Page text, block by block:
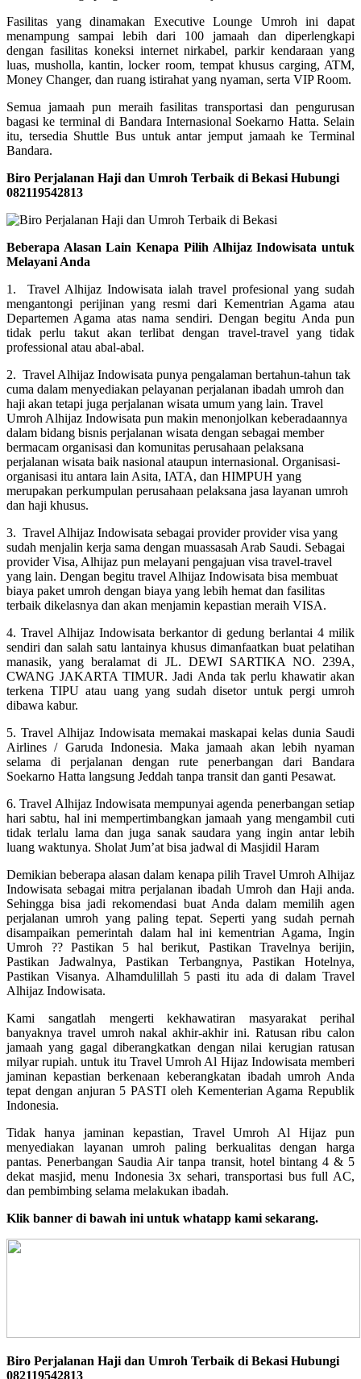
Fasilitas yang dinamakan Executive Lounge Umroh ini dapat
menampung sampai lebih dari 100 jamaah dan diperlengkapi
dengan fasilitas koneksi internet nirkabel, parkir kendaraan yang
luas, musholla, kantin, locker room, tempat khusus carging, ATM,
Money Changer, dan ruang istirahat yang nyaman, serta VIP Room.
Semua jamaah pun meraih fasilitas transportasi dan pengurusan
bagasi ke terminal di Bandara Internasional Soekarno Hatta. Selain
itu, tersedia Shuttle Bus untuk antar jemput jamaah ke Terminal
Bandara.
Biro Perjalanan Haji dan Umroh Terbaik di Bekasi Hubungi
082119542813
Beberapa Alasan Lain Kenapa Pilih Alhijaz Indowisata untuk
Melayani Anda
1. Travel Alhijaz Indowisata ialah travel profesional yang sudah
mengantongi perijinan yang resmi dari Kementrian Agama atau
Departemen Agama atas nama sendiri. Dengan begitu Anda pun
tidak perlu takut akan terlibat dengan travel-travel yang tidak
professional atau abal-abal.
2. Travel Alhijaz Indowisata punya pengalaman bertahun-tahun tak
cuma dalam menyediakan pelayanan perjalanan ibadah umroh dan
haji akan tetapi juga perjalanan wisata umum yang lain. Travel
Umroh Alhijaz Indowisata pun makin menonjolkan keberadaannya
dalam bidang bisnis perjalanan wisata dengan sebagai member
bermacam organisasi dan komunitas perusahaan pelaksana
perjalanan wisata baik nasional ataupun internasional. Organisasi-
organisasi itu antara lain Asita, IATA, dan HIMPUH yang
merupakan perkumpulan perusahaan pelaksana jasa layanan umroh
dan haji khusus.
3. Travel Alhijaz Indowisata sebagai provider provider visa yang
sudah menjalin kerja sama dengan muassasah Arab Saudi. Sebagai
provider Visa, Alhijaz pun melayani pengajuan visa travel-travel
yang lain. Dengan begitu travel Alhijaz Indowisata bisa membuat
biaya paket umroh dengan biaya yang lebih hemat dan fasilitas
terbaik dikelasnya dan akan menjamin kepastian meraih VISA.
4. Travel Alhijaz Indowisata berkantor di gedung berlantai 4 milik
sendiri dan salah satu lantainya khusus dimanfaatkan buat pelatihan
manasik, yang beralamat di JL. DEWI SARTIKA NO. 239A,
CWANG JAKARTA TIMUR. Jadi Anda tak perlu khawatir akan
terkena TIPU atau uang yang sudah disetor untuk pergi umroh
dibawa kabur.
5. Travel Alhijaz Indowisata memakai maskapai kelas dunia Saudi
Airlines / Garuda Indonesia. Maka jamaah akan lebih nyaman
selama di perjalanan dengan rute penerbangan dari Bandara
Soekarno Hatta langsung Jeddah tanpa transit dan ganti Pesawat.
6. Travel Alhijaz Indowisata mempunyai agenda penerbangan setiap
hari sabtu, hal ini mempertimbangkan jamaah yang mengambil cuti
tidak terlalu lama dan juga sanak saudara yang ingin antar lebih
luang waktunya. Sholat Jum’at bisa jadwal di Masjidil Haram
Demikian beberapa alasan dalam kenapa pilih Travel Umroh Alhijaz
Indowisata sebagai mitra perjalanan ibadah Umroh dan Haji anda.
Sehingga bisa jadi rekomendasi buat Anda dalam memilih agen
perjalanan umroh yang paling tepat. Seperti yang sudah pernah
disampaikan pemerintah dalam hal ini kementrian Agama, Ingin
Umroh ?? Pastikan 5 hal berikut, Pastikan Travelnya berijin,
Pastikan Jadwalnya, Pastikan Terbangnya, Pastikan Hotelnya,
Pastikan Visanya. Alhamdulillah 5 pasti itu ada di dalam Travel
Alhijaz Indowisata.
Kami sangatlah mengerti kekhawatiran masyarakat perihal
banyaknya travel umroh nakal akhir-akhir ini. Ratusan ribu calon
jamaah yang gagal diberangkatkan dengan nilai kerugian ratusan
milyar rupiah. untuk itu Travel Umroh Al Hijaz Indowisata memberi
jaminan kepastian berkenaan keberangkatan ibadah umroh Anda
tepat dengan anjuran 5 PASTI oleh Kementerian Agama Republik
Indonesia.
Tidak hanya jaminan kepastian, Travel Umroh Al Hijaz pun
menyediakan layanan umroh paling berkualitas dengan harga
pantas. Penerbangan Saudia Air tanpa transit, hotel bintang 4 & 5
dekat masjid, menu Indonesia 3x sehari, transportasi bus full AC,
dan pembimbing selama melakukan ibadah.
Klik banner di bawah ini untuk whatapp kami sekarang.
Biro Perjalanan Haji dan Umroh Terbaik di Bekasi Hubungi
082119542813